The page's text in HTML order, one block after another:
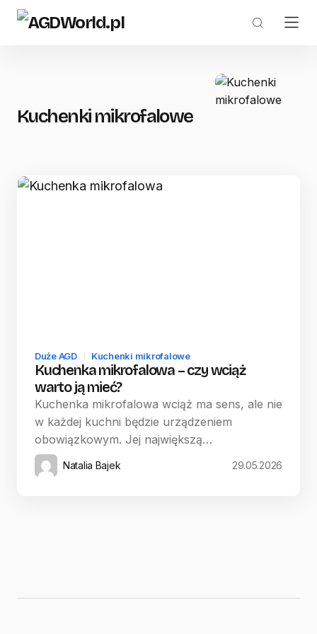
Kuchenki mikrofalowe
Duże AGD Kuchenki mikrofalowe
Kuchenka mikrofalowa – czy wciąż
warto ją mieć?
Kuchenka mikrofalowa wciąż ma sens, ale nie
w każdej kuchni będzie urządzeniem
obowiązkowym. Jej największą…
Natalia Bajek 29.05.2026